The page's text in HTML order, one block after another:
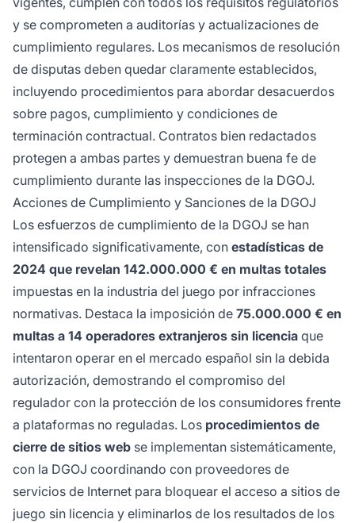
y se comprometen a auditorías y actualizaciones de
cumplimiento regulares. Los mecanismos de resolución
de disputas deben quedar claramente establecidos,
incluyendo procedimientos para abordar desacuerdos
sobre pagos, cumplimiento y condiciones de
terminación contractual. Contratos bien redactados
protegen a ambas partes y demuestran buena fe de
cumplimiento durante las inspecciones de la DGOJ.
Acciones de Cumplimiento y Sanciones de la DGOJ
Los esfuerzos de cumplimiento de la DGOJ se han
intensificado significativamente, con estadísticas de
2024 que revelan 142.000.000 € en multas totales
impuestas en la industria del juego por infracciones
normativas. Destaca la imposición de 75.000.000 € en
multas a 14 operadores extranjeros sin licencia que
intentaron operar en el mercado español sin la debida
autorización, demostrando el compromiso del
regulador con la protección de los consumidores frente
a plataformas no reguladas. Los procedimientos de
cierre de sitios web se implementan sistemáticamente,
con la DGOJ coordinando con proveedores de
servicios de Internet para bloquear el acceso a sitios de
juego sin licencia y eliminarlos de los resultados de los